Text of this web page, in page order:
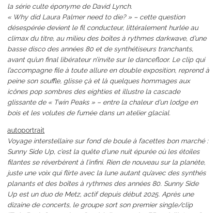
la série culte éponyme de David Lynch.
« Why did Laura Palmer need to die? » – cette question
désespérée devient le fil conducteur, littéralement hurlée au
climax du titre, au milieu des boîtes à rythmes darkwave, d’une
basse disco des années 80 et de synthétiseurs tranchants,
avant qu’un final libérateur n’invite sur le dancefloor. Le clip qui
l’accompagne file à toute allure en double exposition, reprend à
peine son souffle, glisse çà et là quelques hommages aux
icônes pop sombres des eighties et illustre la cascade
glissante de « Twin Peaks » – entre la chaleur d’un lodge en
bois et les volutes de fumée dans un atelier glacial.
autoportrait
Voyage interstellaire sur fond de boule à facettes bon marché :
Sunny Side Up, c’est la quête d’une nuit épurée où les étoiles
filantes se réverbèrent à l’infini. Rien de nouveau sur la planète,
juste une voix qui flirte avec la lune autant qu’avec des synthés
planants et des boîtes à rythmes des années 80. Sunny Side
Up est un duo de Metz, actif depuis début 2025. Après une
dizaine de concerts, le groupe sort son premier single/clip